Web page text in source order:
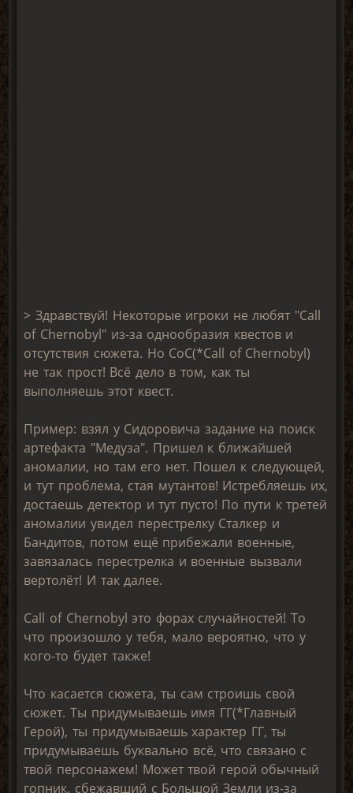
> Здравствуй! Некоторые игроки не любят "Call
of Chernobyl" из-за однообразия квестов и
отсутствия сюжета. Но CoC(*Call of Chernobyl)
не так прост! Всё дело в том, как ты
выполняешь этот квест.
Пример: взял у Сидоровича задание на поиск
артефакта "Медуза". Пришел к ближайшей
аномалии, но там его нет. Пошел к следующей,
и тут проблема, стая мутантов! Истребляешь их,
достаешь детектор и тут пусто! По пути к третей
аномалии увидел перестрелку Сталкер и
Бандитов, потом ещё прибежали военные,
завязалась перестрелка и военные вызвали
вертолёт! И так далее.
Call of Chernobyl это форах случайностей! То
что произошло у тебя, мало вероятно, что у
кого-то будет также!
Что касается сюжета, ты сам строишь свой
сюжет. Ты придумываешь имя ГГ(*Главный
Герой), ты придумываешь характер ГГ, ты
придумываешь буквально всё, что связано с
твой персонажем! Может твой герой обычный
гопник, сбежавший с Большой Земли из-за